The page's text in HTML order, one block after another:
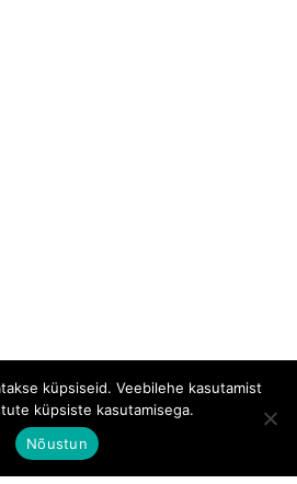
küpsiseid. Veebilehe kasutamist
küpsiste kasutamisega.
Nõustun